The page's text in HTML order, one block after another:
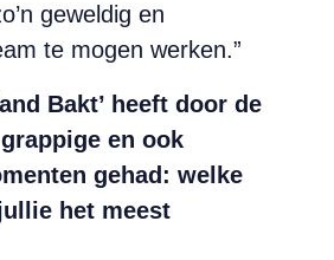
geweldig en
te mogen werken.”
Bakt’ heeft door de
en ook
gehad: welke
het meest